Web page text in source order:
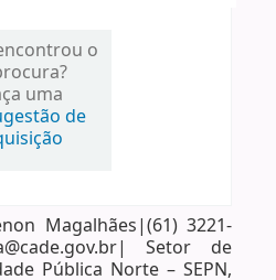
o
uma
de
Magalhães|(61) 3221-
Setor de
Pública Norte – SEPN,